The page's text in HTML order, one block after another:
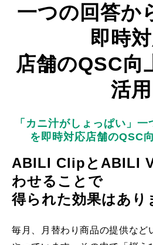
一つの回答か
即時
店舗のQSC向
活用
「カニ汁がしょっぱい」
を即時対応店舗のQSC
ABILI ClipとABILI
わせることで
得られた効果はあり
毎月、月替わり商品の提供など